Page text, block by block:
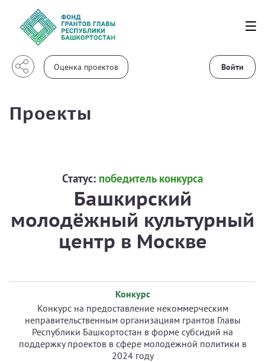
Войти
Проекты
Статус: победитель конкурса
Башкирский
молодёжный культурный
центр в Москве
Конкурс
Конкурс на предоставление некоммерческим
неправительственным организациям грантов Главы
Республики Башкортостан в форме субсидий на
поддержку проектов в сфере молодежной политики в
2024 году